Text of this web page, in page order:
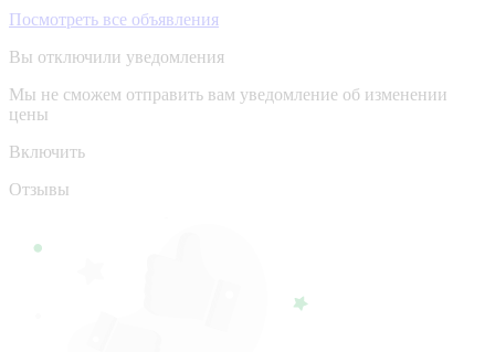
Посмотреть все объявления
Вы отключили уведомления
Мы не сможем отправить вам уведомление об изменении
цены
Включить
Отзывы